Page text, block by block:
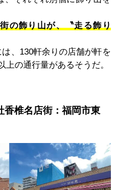
の飾り山が、〝走る飾り
、 130軒余りの店舗が軒を
上の通行量があるそうだ。
香椎名店街：福岡市東